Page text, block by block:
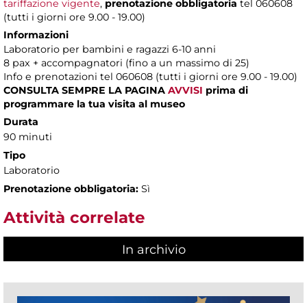
tariffazione vigente, prenotazione obbligatoria tel 060608
(tutti i giorni ore 9.00 - 19.00)
Informazioni
Laboratorio per bambini e ragazzi 6-10 anni
8 pax + accompagnatori (fino a un massimo di 25)
Info e prenotazioni tel 060608 (tutti i giorni ore 9.00 - 19.00)
CONSULTA SEMPRE LA PAGINA AVVISI prima di
programmare la tua visita al museo
Durata
90 minuti
Tipo
Laboratorio
Prenotazione obbligatoria: Sì
Attività correlate
In archivio